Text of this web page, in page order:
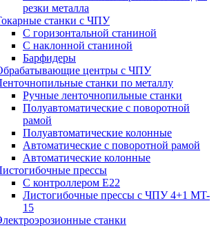
резки металла
станки с ЧПУ
С горизонтальной станиной
С наклонной станиной
Барфидеры
центры с ЧПУ
станки по металлу
Ручные ленточнопильные станки
Полуавтоматические с поворотной
рамой
Полуавтоматические колонные
Автоматические с поворотной рамой
Автоматические колонные
прессы
С контроллером E22
Листогибочные прессы с ЧПУ 4+1 MT-
15
станки